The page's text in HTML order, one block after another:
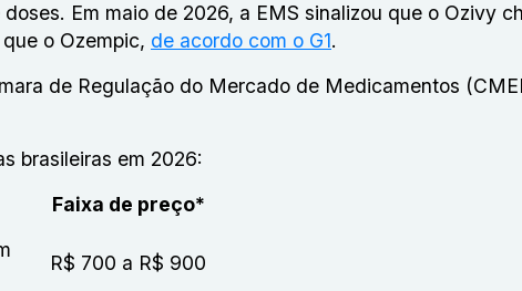
Em maio de 2026, a EMS sinalizou que o Ozivy
o Ozempic, de acordo com o G1.
de Regulação do Mercado de Medicamentos
brasileiras em 2026:
Faixa de preço*
R$ 700 a R$ 900